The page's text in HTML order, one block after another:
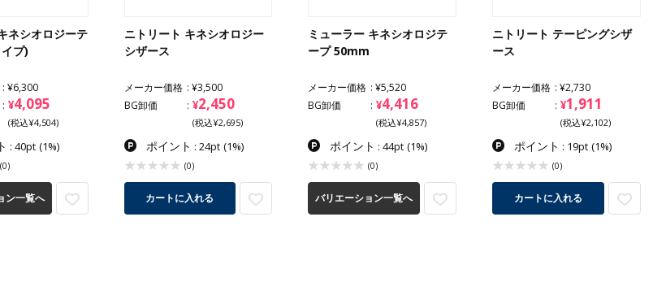
ネシオロジーテ
プ)
¥6,300
¥4,095
(税込¥4,504)
: 40pt (1%)
(0)
ン一覧へ
ニトリート キネシオロジー
シザース
メーカー価格
¥3,500
BG卸価
¥2,450
(税込¥2,695)
ポイント : 24pt (1%)
(0)
カートに入れる
ミューラー キネシオロジテ
ープ 50mm
メーカー価格
¥5,520
BG卸価
¥4,416
(税込¥4,857)
ポイント : 44pt (1%)
(0)
バリエーション一覧へ
ニトリート テーピングシザ
ース
メーカー価格
¥2,730
BG卸価
¥1,911
(税込¥2,102)
ポイント : 19pt (1%)
(0)
カートに入れる